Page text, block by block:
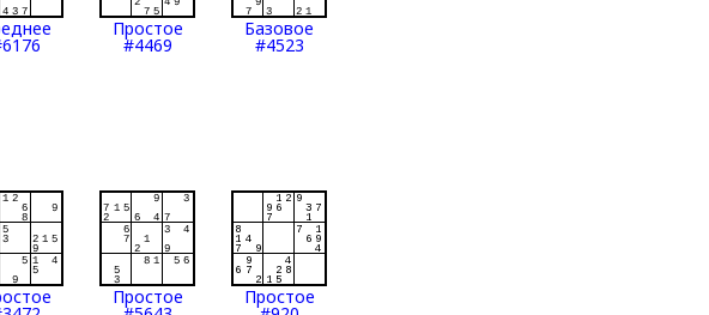
Простое
#4469
Базовое
#4523
Простое Простое